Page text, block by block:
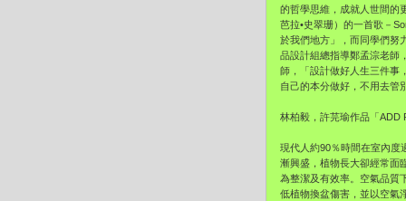
的哲學思維，成就人世間的
芭拉•史翠珊）的一首歌－
於我們地方」，而同學們努
品設計組總指導鄭孟淙老師
師，「設計做好人生三件事
自己的本分做好，不用去管
林柏毅，許芫瑜作品「ADD
現代人約90％時間在室內度
漸興盛，植物長大卻經常面
為整潔及有效率。空氣品質
低植物換盆傷害，並以空氣